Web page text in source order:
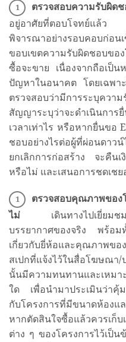
ตรวจสอบความรับผิด
อยู่อาศัยที่ตอบโจทย์แล้
พิจารณาอย่างรอบคอบก่
ขอบเขตความรับผิดชอบขอ
ซื้อจะขาย เนื่องจากถือเป็
ปัญหาในอนาคต โดยเฉพา
ตรวจสอบว่ามีการระบุค
สัญญาระบุว่าจะดำเนินการ
เวลาเท่าไร หรือหากยื่นขอ
ชอบอย่างไรต่อผู้ที่ผ่อนดา
ยกเลิกการก่อสร้าง จะคืนเ
หรือไม่ และเสนอการชดเชย
ตรวจสอบคุณภาพของ
ไม่ เดินทางไปเยี่ยมชมห้
บรรยากาศของจริง พร้อม
เกี่ยวกับยี่ห้อและคุณภาพขอ
สเปกที่แจ้งไว้ในสื่อโฆษณา
นั้นมีความทนทานและเหมา
ใด เพื่อนำมาประเมินว่าคุ้
กับโครงการที่มีขนาดห้อง
หากตัดสินใจซื้อแล้วควรเก็
ต่าง ๆ ของโครงการไว้เป็น